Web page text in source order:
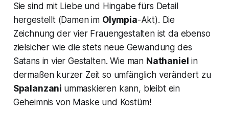
Sie sind mit Liebe und Hingabe fürs Detail
hergestellt (Damen im Olympia-Akt). Die
Zeichnung der vier Frauengestalten ist da ebenso
zielsicher wie die stets neue Gewandung des
Satans in vier Gestalten. Wie man Nathaniel in
dermaßen kurzer Zeit so umfänglich verändert zu
Spalanzani ummaskieren kann, bleibt ein
Geheimnis von Maske und Kostüm!